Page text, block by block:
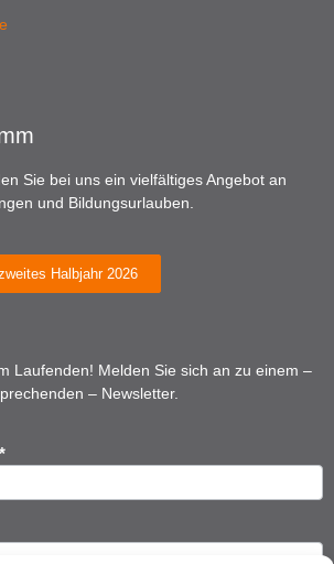
Sie bei uns ein vielfältiges Angebot an
und Bildungsurlauben.
Halbjahr 2026
Laufenden! Melden Sie sich an zu einem –
– Newsletter.
*